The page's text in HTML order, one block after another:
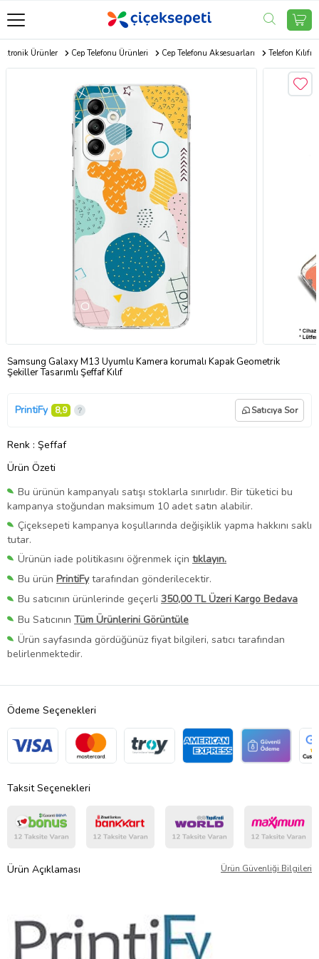
Ürünler Cep Telefonu Ürünleri Cep Telefonu Aksesuarları Telefon Kılıfı
Samsung Galaxy M13 Uyumlu Kamera korumalı Kapak Geometrik
Şekiller Tasarımlı Şeffaf Kılıf
PrintiFy 8,9 Satıcıya Sor
Renk : Şeffaf
Ürün Özeti
Bu ürünün kampanyalı satışı stoklarla sınırlıdır. Bir tüketici bu
kampanya stoğundan maksimum 10 adet satın alabilir.
Çiçeksepeti kampanya koşullarında değişiklik yapma hakkını saklı
tutar.
Ürünün iade politikasını öğrenmek için tıklayın.
Bu ürün PrintiFytarafından gönderilecektir.
Bu satıcının ürünlerinde geçerli 350,00 TL Üzeri Kargo Bedava
Bu Satıcının Tüm Ürünlerini Görüntüle
Ürün sayfasında gördüğünüz fiyat bilgileri, satıcı tarafından
belirlenmektedir.
Ödeme Seçenekleri
Taksit Seçenekleri
Ürün Açıklaması Ürün Güvenliği Bilgileri